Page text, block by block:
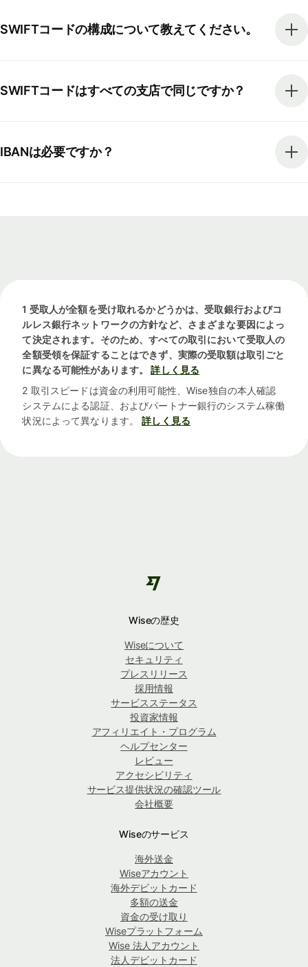
SWIFTコードの構成について教えてください。
SWIFTコードはすべての支店で同じですか？
IBANは必要ですか？
1 受取人が全額を受け取れるかどうかは、受取銀行およびコ
ルレス銀行ネットワークの方針など、さまざまな要因によっ
て決定されます。そのため、すべての取引において受取人の
全額受領を保証することはできず、実際の受取額は取引ごと
に異なる可能性があります。
詳しく見る
2 取引スピードは資金の利用可能性、Wise独自の本人確認
システムによる認証、およびパートナー銀行のシステム稼働
状況によって異なります。
詳しく見る
Wiseの歴史
Wiseについて
セキュリティ
プレスリリース
採用情報
サービスステータス
投資家情報
アフィリエイト・プログラム
ヘルプセンター
レビュー
アクセシビリティ
サービス提供状況の確認ツール
会社概要
Wiseのサービス
海外送金
Wiseアカウント
海外デビットカード
多額の送金
資金の受け取り
Wiseプラットフォーム
Wise 法人アカウント
法人デビットカード